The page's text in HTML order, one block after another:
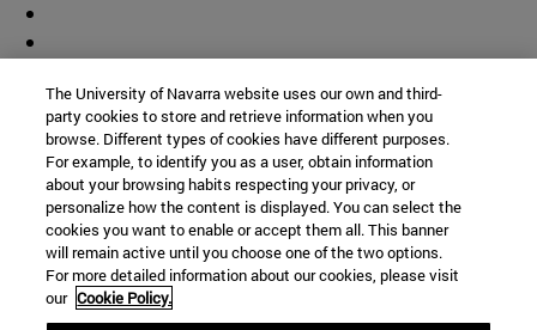
The University of Navarra website uses our own and third-
party cookies to store and retrieve information when you
browse. Different types of cookies have different purposes.
For example, to identify you as a user, obtain information
about your browsing habits respecting your privacy, or
personalize how the content is displayed. You can select the
cookies you want to enable or accept them all. This banner
will remain active until you choose one of the two options.
For more detailed information about our cookies, please visit
our Cookie Policy.